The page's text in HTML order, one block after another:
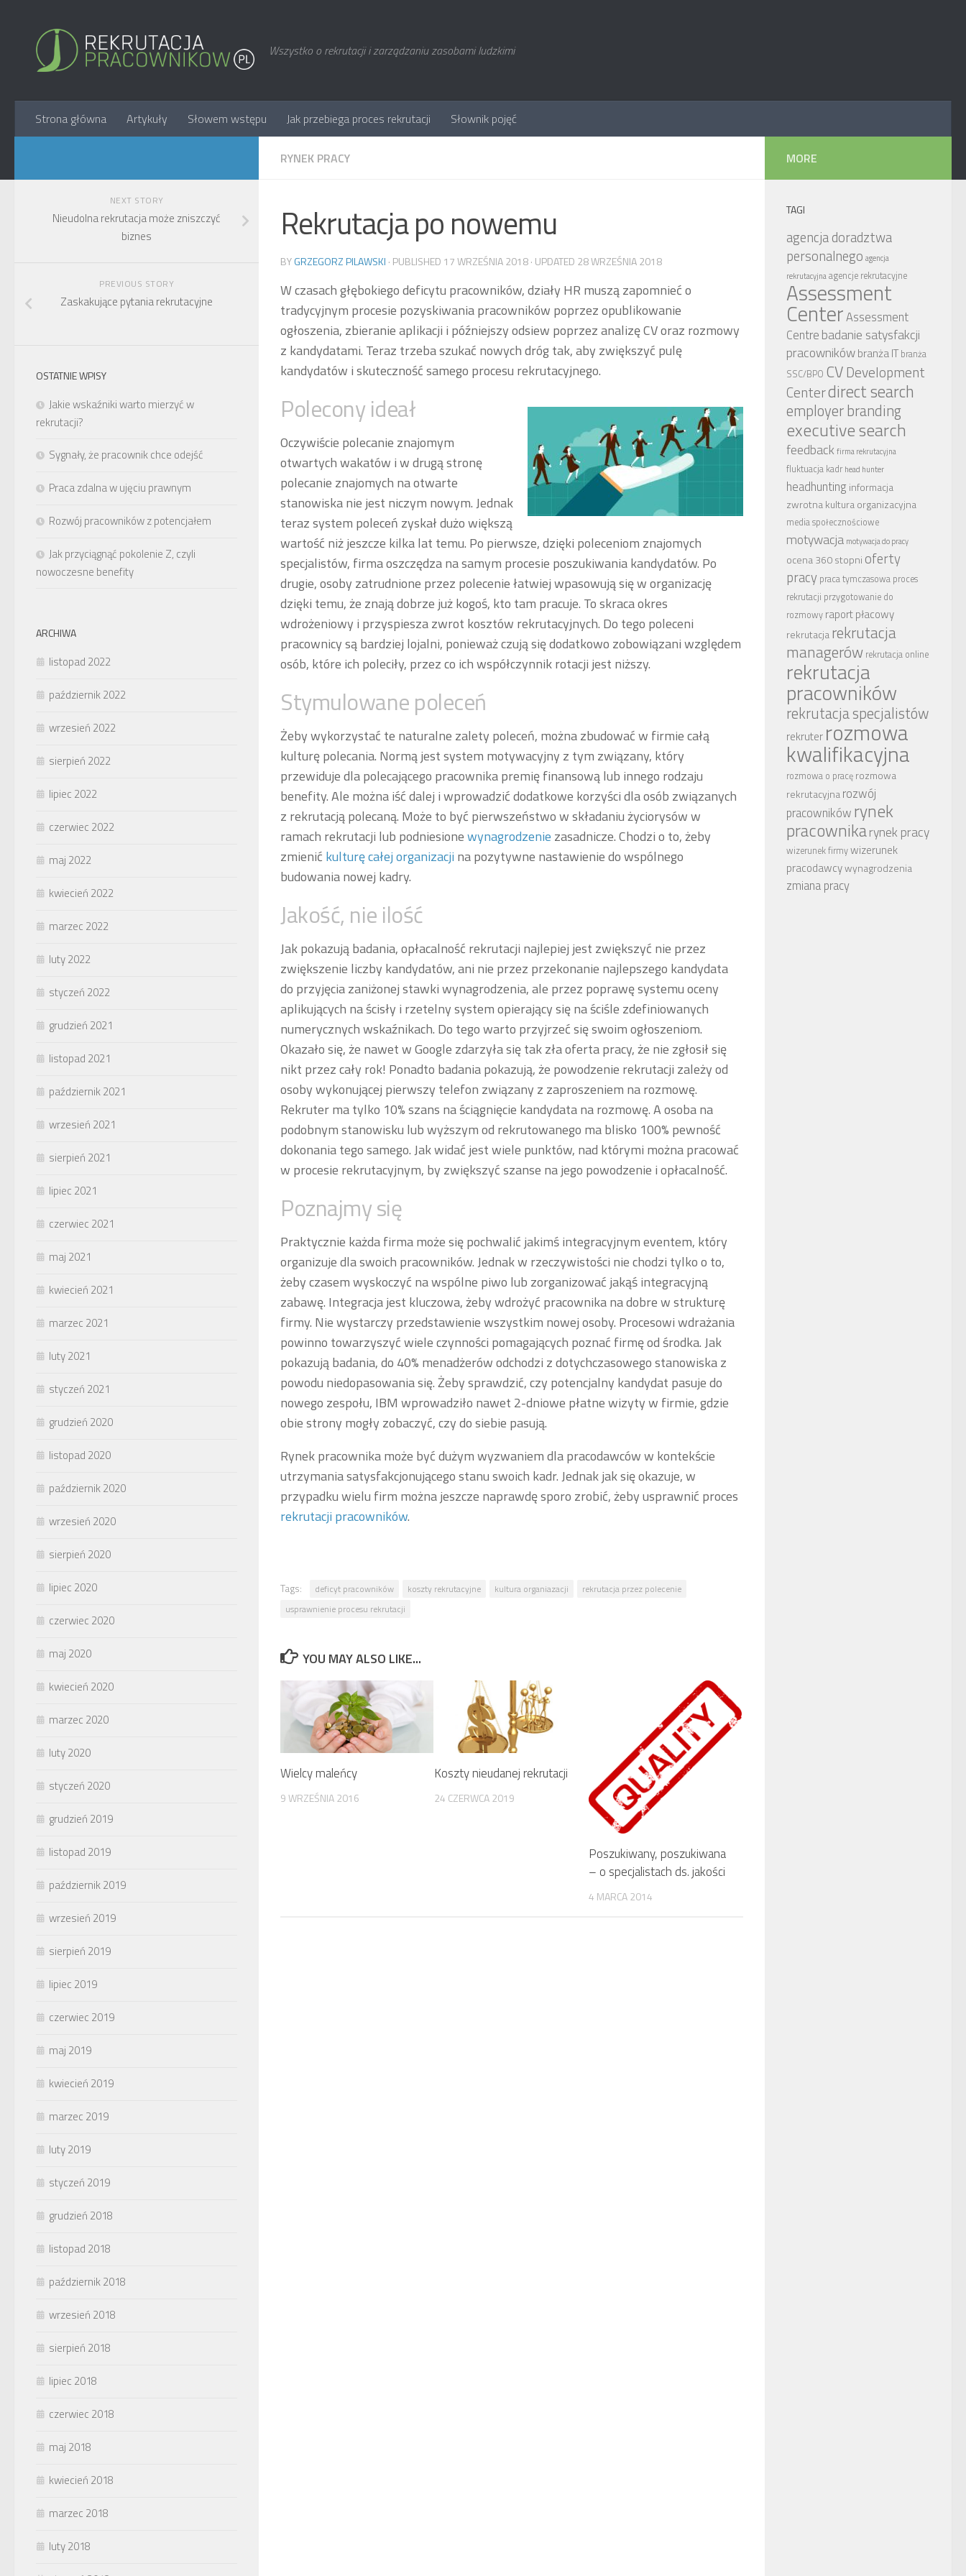
Wszystko o rekrutacji i zarządzaniu zasobami ludzkimi
Strona główna Artykuły Słowem wstępu Jak przebiega proces rekrutacji Słownik pojęć
RYNEK PRACY
Rekrutacja po nowemu
BYGRZEGORZ PILAWSKI · PUBLISHED 17 WRZEŚNIA 2018· UPDATED 28 WRZEŚNIA 2018
W czasach głębokiego deficytu pracowników, działy HR muszą zapomnieć o
tradycyjnym procesie pozyskiwania pracowników poprzez opublikowanie
ogłoszenia, zbieranie aplikacji i późniejszy odsiew poprzez analizę CV oraz rozmowy
z kandydatami. Teraz trzeba szukać nowych dróg tak, aby zwiększyć pulę
kandydatów i skuteczność samego procesu rekrutacyjnego.
Polecony ideał
Oczywiście polecanie znajomym
otwartych wakatów i w drugą stronę
polecanie znajomych na otwarte
stanowiska nie jest niczym nowym. Jednak
teraz system poleceń zyskał dużo większą
wartość niż jeszcze kilka lat temu. Po pierwsze, dzięki poleceniom znajomych
specjalistów, firma oszczędza na samym procesie poszukiwania kandydatów. Po
drugie, osoby zatrudnione przez polecenie łatwiej wpasowują się w organizację
dzięki temu, że znają dobrze już kogoś, kto tam pracuje. To skraca okres
wdrożeniowy i przyspiesza zwrot kosztów rekrutacyjnych. Do tego poleceni
pracownicy są bardziej lojalni, ponieważ czują się dodatkowo zobowiązani względem
osób, które ich poleciły, przez co ich współczynnik rotacji jest niższy.
Stymulowane poleceń
Żeby wykorzystać te naturalne zalety poleceń, można zbudować w firmie całą
kulturę polecania. Normą jest system motywacyjny z tym związany, który
przewiduje dla polecającego pracownika premię finansową lub innego rodzaju
benefity. Ale można iść dalej i wprowadzić dodatkowe korzyści dla osób związanych
z rekrutacją polecaną. Może to być pierwszeństwo w składaniu życiorysów w
ramach rekrutacji lub podniesionewynagrodzenie zasadnicze. Chodzi o to, żeby
zmienić kulturę całej organizacji na pozytywne nastawienie do wspólnego
budowania nowej kadry.
Jakość, nie ilość
Jak pokazują badania, opłacalność rekrutacji najlepiej jest zwiększyć nie przez
zwiększenie liczby kandydatów, ani nie przez przekonanie najlepszego kandydata
do przyjęcia zaniżonej stawki wynagrodzenia, ale przez poprawę systemu oceny
aplikujących na ścisły i rzetelny system opierający się na ściśle zdefiniowanych
numerycznych wskaźnikach. Do tego warto przyjrzeć się swoim ogłoszeniom.
Okazało się, że nawet w Google zdarzyła się tak zła oferta pracy, że nie zgłosił się
nikt przez cały rok! Ponadto badania pokazują, że powodzenie rekrutacji zależy od
osoby wykonującej pierwszy telefon związany z zaproszeniem na rozmowę.
Rekruter ma tylko 10% szans na ściągnięcie kandydata na rozmowę. A osoba na
podobnym stanowisku lub wyższym od rekrutowanego ma blisko 100% pewność
dokonania tego samego. Jak widać jest wiele punktów, nad którymi można pracować
w procesie rekrutacyjnym, by zwiększyć szanse na jego powodzenie i opłacalność.
Poznajmy się
Praktycznie każda firma może się pochwalić jakimś integracyjnym eventem, który
organizuje dla swoich pracowników. Jednak w rzeczywistości nie chodzi tylko o to,
żeby czasem wyskoczyć na wspólne piwo lub zorganizować jakąś integracyjną
zabawę. Integracja jest kluczowa, żeby wdrożyć pracownika na dobre w strukturę
firmy. Nie wystarczy przedstawienie wszystkim nowej osoby. Procesowi wdrażania
powinno towarzyszyć wiele czynności pomagających poznać firmę od środka. Jak
pokazują badania, do 40% menadżerów odchodzi z dotychczasowego stanowiska z
powodu niedopasowania się. Żeby sprawdzić, czy potencjalny kandydat pasuje do
nowego zespołu, IBM wprowadziło nawet 2-dniowe płatne wizyty w firmie, gdzie
obie strony mogły zobaczyć, czy do siebie pasują.
Rynek pracownika może być dużym wyzwaniem dla pracodawców w kontekście
utrzymania satysfakcjonującego stanu swoich kadr. Jednak jak się okazuje, w
przypadku wielu firm można jeszcze naprawdę sporo zrobić, żeby usprawnić proces
rekrutacji pracowników.
Tags: deficyt pracowników koszty rekrutacyjne kultura organiazacji
rekrutacja przez polecenie
usprawnienie procesu rekrutacji
YOU MAY ALSO LIKE...
Wielcy maleńcy
9 WRZEŚNIA 2016
Koszty nieudanej rekrutacji
24 CZERWCA 2019
Poszukiwany, poszukiwana
– o specjalistach ds. jakości
4 MARCA 2014
NEXT STORY
Nieudolna rekrutacja może zniszczyć
biznes
PREVIOUS STORY
Zaskakujące pytania rekrutacyjne
OSTATNIE WPISY
Jakie wskaźniki warto mierzyć w
rekrutacji?
Sygnały, że pracownik chce odejść
Praca zdalna w ujęciu prawnym
Rozwój pracowników z potencjałem
Jak przyciągnąć pokolenie Z, czyli
nowoczesne benefity
ARCHIWA
listopad 2022
październik 2022
wrzesień 2022
sierpień 2022
lipiec 2022
czerwiec 2022
maj 2022
kwiecień 2022
marzec 2022
luty 2022
styczeń 2022
grudzień 2021
listopad 2021
październik 2021
wrzesień 2021
sierpień 2021
lipiec 2021
czerwiec 2021
maj 2021
kwiecień 2021
marzec 2021
luty 2021
styczeń 2021
grudzień 2020
listopad 2020
październik 2020
wrzesień 2020
sierpień 2020
lipiec 2020
czerwiec 2020
maj 2020
kwiecień 2020
marzec 2020
luty 2020
styczeń 2020
grudzień 2019
listopad 2019
październik 2019
wrzesień 2019
sierpień 2019
lipiec 2019
czerwiec 2019
maj 2019
kwiecień 2019
marzec 2019
luty 2019
styczeń 2019
grudzień 2018
listopad 2018
październik 2018
wrzesień 2018
sierpień 2018
lipiec 2018
czerwiec 2018
maj 2018
kwiecień 2018
marzec 2018
luty 2018
MORE
TAGI
agencja doradztwa
personalnego agencja
rekrutacyjnaagencje rekrutacyjne
Assessment
CenterAssessment
Centre badanie satysfakcji
pracownikówbranża IT branża
SSC/BPO CV Development
Centerdirect search
employer branding
executive search
feedback firma rekrutacyjna
fluktuacja kadr head hunter
headhunting informacja
zwrotnakultura organizacyjna
media społecznościowe
motywacja motywacja do pracy
ocena 360 stopni oferty
pracy praca tymczasowa proces
rekrutacji przygotowanie do
rozmowy raport płacowy
rekrutacjarekrutacja
managerów rekrutacja online
rekrutacja
pracowników
rekrutacja specjalistów
rekruter rozmowa
kwalifikacyjna
rozmowa o pracę rozmowa
rekrutacyjnarozwój
pracowników rynek
pracownikarynek pracy
wizerunek firmywizerunek
pracodawcywynagrodzenia
zmiana pracy